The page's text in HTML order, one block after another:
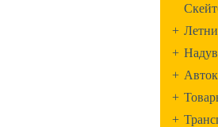
+
+
+
+
+